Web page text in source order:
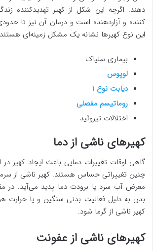
دهند. اگرچه این شکل از کهیر تهدیدکننده
کننده و آزاردهنده است و درمان آن نیز تا
این نوع کهیرها نشانه یک مشکل زمینه‌ای
بیماری سلیاک
لوپوس
دیابت نوع ۱
روماتیسم مفصلی
اختلالات تیروئید
کهیرهای ناشی از دما
گاهی اوقات تغییرات دمایی باعث ایجاد کهیر
چنین تغییراتی حساس هستند. کهیر ناشی از سرما
معرض آب سرد یا برودت دما پدید می‌آید. در
بدن به دلیل فعالیت بدنی سنگین و یا
کهیر ناشی از گرما شود.
کهیرهای ناشی از عفونت